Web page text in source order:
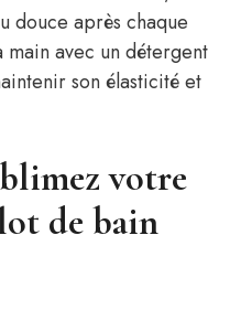
douce après chaque
avec un détergent
son élasticité et
votre
de bain